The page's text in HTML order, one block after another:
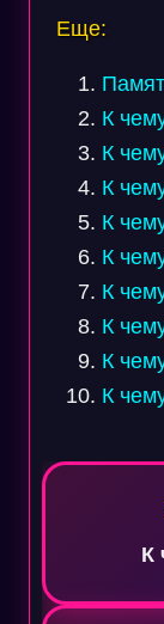
Еще:
К
К
К
К
К
К
К
К
К
записям
К